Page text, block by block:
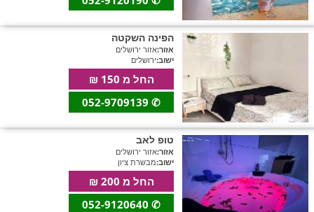
הפינה השקטה
אזור:אזור ירושלים
ישוב:ירושלים
החל מ 150 ₪
✆
טופ לאב
אזור:אזור ירושלים
ישוב:מבשרת ציון
החל מ 200 ₪
✆